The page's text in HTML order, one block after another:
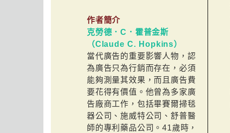
作者簡介
克勞德．C．霍普金斯
（Claude C. Hopkins）
當代廣告的重要影響人物，認
為廣告只為行銷而存在，必須
能夠測量其效果，而且廣告費
要花得有價值。他曾為多家廣
告廠商工作，包括畢賽爾掃毯
器公司、施威特公司、舒普醫
師的專利藥品公司。41歲時，